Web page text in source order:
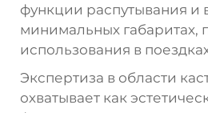
функции распутывания и
минимальных габаритах,
использования в
Экспертиза в области
охватывает как